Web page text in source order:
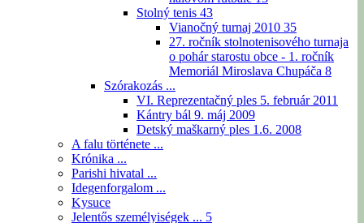
Stolný tenis 43
Vianočný turnaj 2010 35
27. ročník stolnotenisového turnaja
o pohár starostu obce - 1. ročník
Memoriál Miroslava Chupáča 8
Szórakozás ...
VI. Reprezentačný ples 5. február 2011
Kántry bál 9. máj 2009
Detský maškarný ples 1.6. 2008
A falu története ...
Krónika ...
Parishi hivatal ...
Idegenforgalom ...
Kysuce
Jelentős személyiségek ... 5